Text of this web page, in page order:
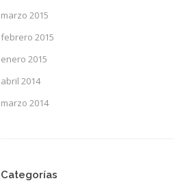
marzo 2015
febrero 2015
enero 2015
abril 2014
marzo 2014
Categorías